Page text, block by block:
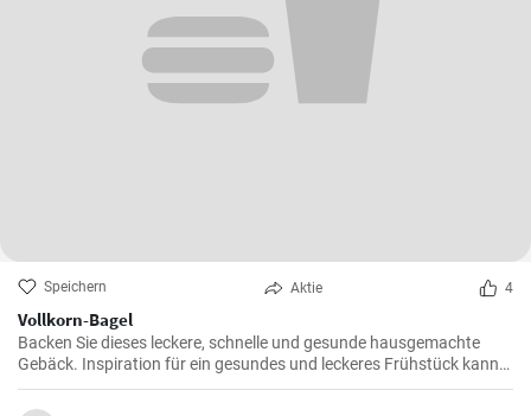
Speichern Aktie 4
Vollkorn-Bagel
Backen Sie dieses leckere, schnelle und gesunde hausgemachte
Gebäck. Inspiration für ein gesundes und leckeres Frühstück kann
man nie genug haben.